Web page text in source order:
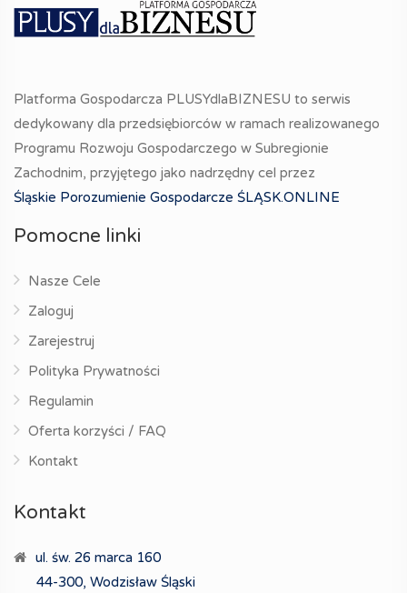
Platforma Gospodarcza PLUSYdlaBIZNESU to serwis
dedykowany dla przedsiębiorców w ramach realizowanego
Programu Rozwoju Gospodarczego w Subregionie
Zachodnim, przyjętego jako nadrzędny cel przez
Śląskie Porozumienie Gospodarcze ŚLĄSK.ONLINE
Pomocne linki
Nasze Cele
Zaloguj
Zarejestruj
Polityka Prywatności
Regulamin
Oferta korzyści / FAQ
Kontakt
Kontakt
ul. św. 26 marca 160
44-300, Wodzisław Śląski